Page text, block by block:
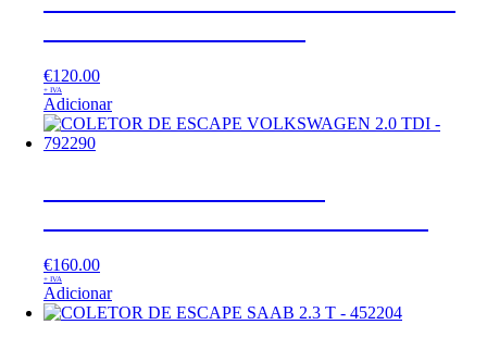
€120.00
+ IVA
Adicionar
€160.00
+ IVA
Adicionar